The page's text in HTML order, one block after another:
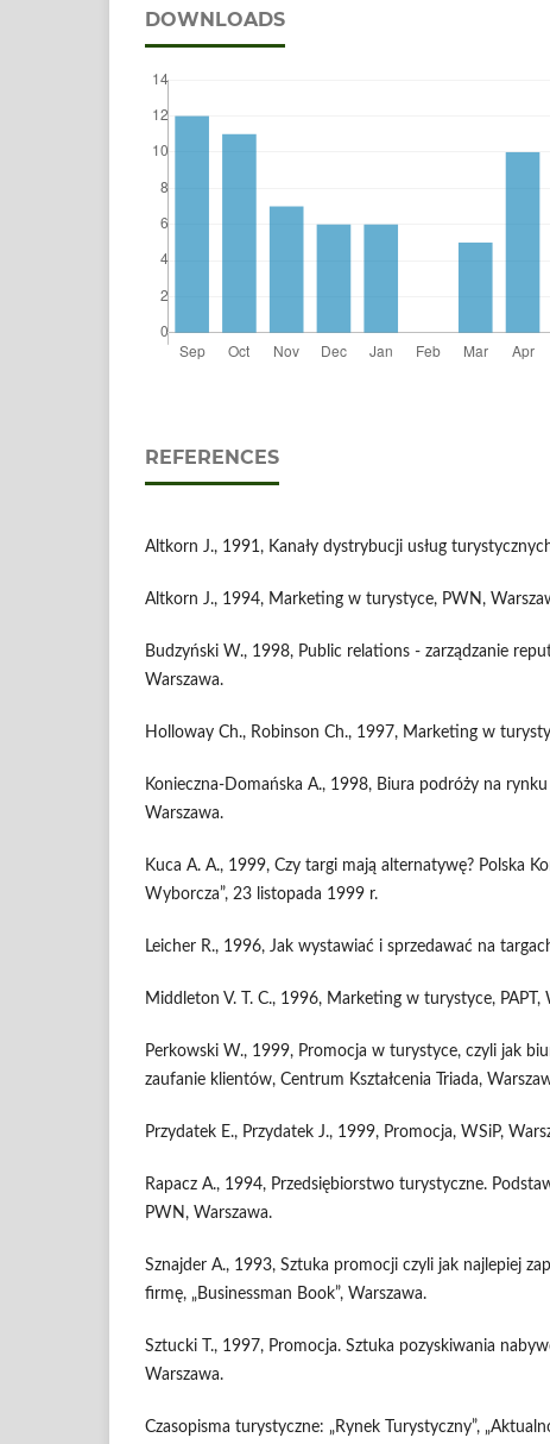
DOWNLOADS
REFERENCES
Altkorn J., 1991, Kanały dystrybucji usług
Altkorn J., 1994, Marketing w turystyce, PWN,
Budzyński W., 1998, Public relations - zarządzanie
Warszawa.
Holloway Ch., Robinson Ch., 1997, Marketing w
Konieczna-Domańska A., 1998, Biura podróży na
Warszawa.
Kuca A. A., 1999, Czy targi mają alternatywę? Polska
Wyborcza”, 23 listopada 1999 r.
Leicher R., 1996, Jak wystawiać i sprzedawać na
Middleton V. T. C., 1996, Marketing w turystyce, PAPT,
Perkowski W., 1999, Promocja w turystyce, czyli jak
zaufanie klientów, Centrum Kształcenia Triada,
Przydatek E., Przydatek J., 1999, Promocja, WSiP,
Rapacz A., 1994, Przedsiębiorstwo turystyczne.
PWN, Warszawa.
Sznajder A., 1993, Sztuka promocji czyli jak najlepiej
firmę, „Businessman Book”, Warszawa.
Sztucki T., 1997, Promocja. Sztuka pozyskiwania
Warszawa.
Czasopisma turystyczne: „Rynek Turystyczny”,